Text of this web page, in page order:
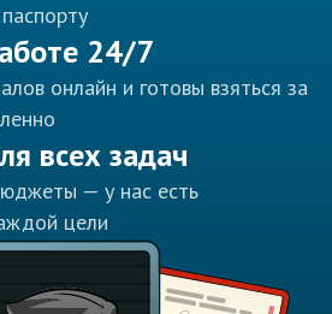
24/7
онлайн и готовы взяться за
всех задач
— у нас есть
цели